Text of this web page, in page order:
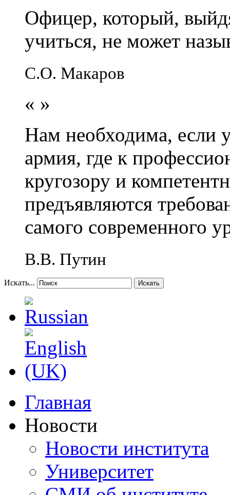
Офицер, который,
учиться, не может
С.О. Макаров
« »
Нам необходима, если
армия, где к
кругозору и
предъявляются
самого современного
В.В. Путин
Искать... Искать
Главная
Новости
Новости института
Университет